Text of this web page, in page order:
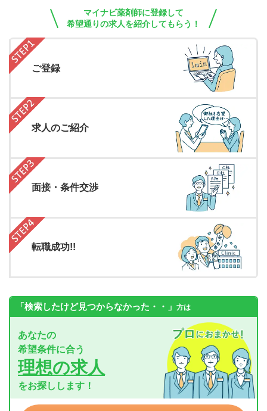
マイナビ薬剤師に登録して
希望通りの求人を紹介してもらう！
ご登録
求人のご紹介
面接・条件交渉
転職成功!!
「検索したけど見つからなかった・・」 方は
あなたの
希望条件に合う
理想の求人
をお探しします！